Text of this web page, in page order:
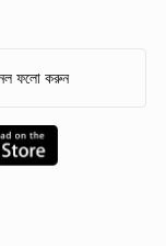
ফলো করুন